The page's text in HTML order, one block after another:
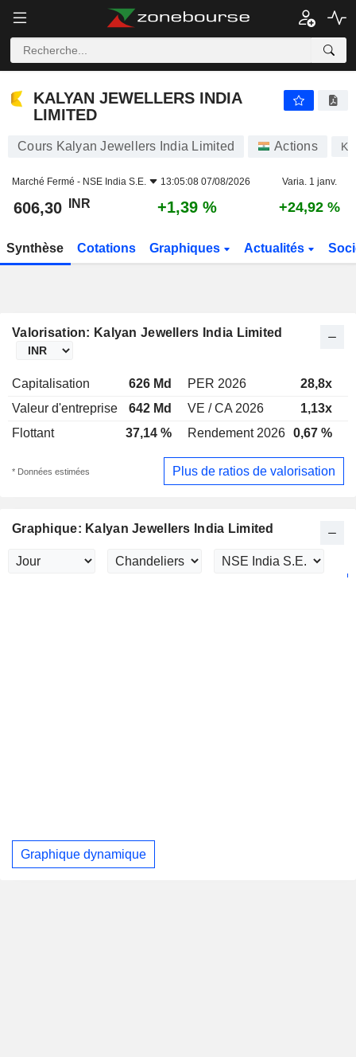
KALYAN JEWELLERS INDIA
LIMITED
Cours Kalyan Jewellers India Limited Actions
Marché Fermé - NSE India S.E. 13:05:08 07/08/2026 Varia. 1 janv.
606,30 INR +1,39 % +24,92 %
Synthèse Cotations Graphiques Actualités
Valorisation: Kalyan Jewellers India Limited
Capitalisation 626 Md PER 2026 28,8x
Valeur d'entreprise
642 Md VE / CA 2026 1,13x
Flottant
37,14 % Rendement 2026 0,67 %
* Données estimées Plus de ratios de valorisation
Graphique: Kalyan Jewellers India Limited
Graphique dynamique